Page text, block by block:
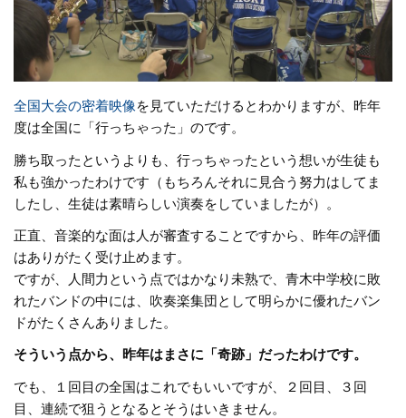
全国大会の密着映像を見ていただけるとわかりますが、昨年
度は全国に「行っちゃった」のです。
勝ち取ったというよりも、行っちゃったという想いが生徒も
私も強かったわけです（もちろんそれに見合う努力はしてま
したし、生徒は素晴らしい演奏をしていましたが）。
正直、音楽的な面は人が審査することですから、昨年の評価
はありがたく受け止めます。
ですが、人間力という点ではかなり未熟で、青木中学校に敗
れたバンドの中には、吹奏楽集団として明らかに優れたバン
ドがたくさんありました。
そういう点から、昨年はまさに「奇跡」だったわけです。
でも、１回目の全国はこれでもいいですが、２回目、３回
目、連続で狙うとなるとそうはいきません。